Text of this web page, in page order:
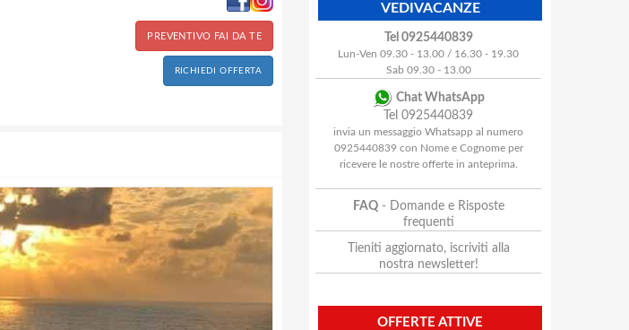
PREVENTIVO FAI DA TE
RICHIEDI OFFERTA
VEDIVACANZE
Tel 0925440839
Lun-Ven 09.30 - 13.00 / 16.30 - 19.30
Sab 09.30 - 13.00
Chat WhatsApp
Tel 0925440839
invia un messaggio Whatsapp al numero
0925440839 con Nome e Cognome per
ricevere le nostre offerte in anteprima.
FAQ- Domande e Risposte
frequenti
Tieniti aggiornato, iscriviti alla
nostra newsletter!
OFFERTE ATTIVE